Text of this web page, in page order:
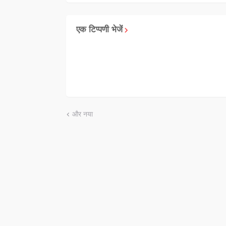
एक टिप्पणी भेजें
और नया